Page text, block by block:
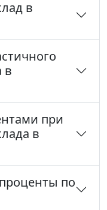
в
в
при
в
по